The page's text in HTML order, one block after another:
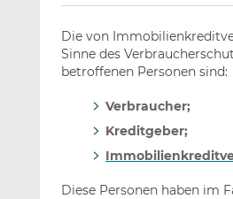
Die von
Sinne des
betroffenen Personen sind:
Verbraucher;
Kreditgeber;
Diese Personen haben im